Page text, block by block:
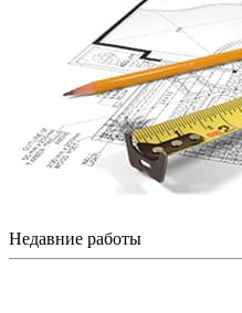
Недавние работы